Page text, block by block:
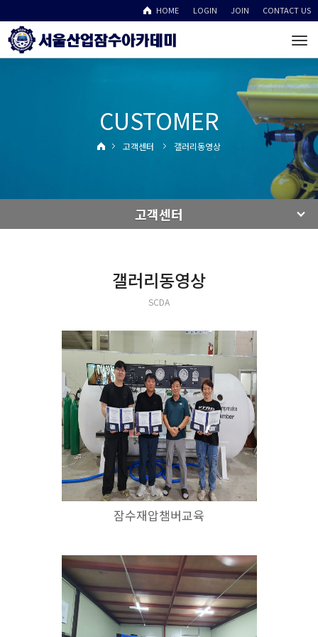
HOME LOGIN JOIN CONTACT US
CUSTOMER
고객센터 갤러리동영상
고객센터
갤러리동영상
SCDA
잠수재압챔버교육